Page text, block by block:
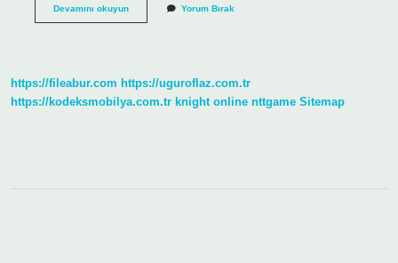
Devamını okuyunYûnus
Yorum Bırak
https://fileabur.com https://uguroflaz.com.tr
https://kodeksmobilya.com.tr knight online nttgame Sitemap